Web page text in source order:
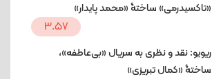
«تاکسیدرمی» ساختۀ «محمد پایدار»
3.57
ریویو: نقد و نظری به سریال «بی‌عاطفه»،
ساختۀ «کمال تبریزی»